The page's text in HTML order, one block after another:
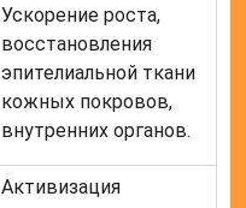
Ускорение роста,
восстановления
эпителиальной ткани
кожных покровов,
внутренних органов.
Активизация